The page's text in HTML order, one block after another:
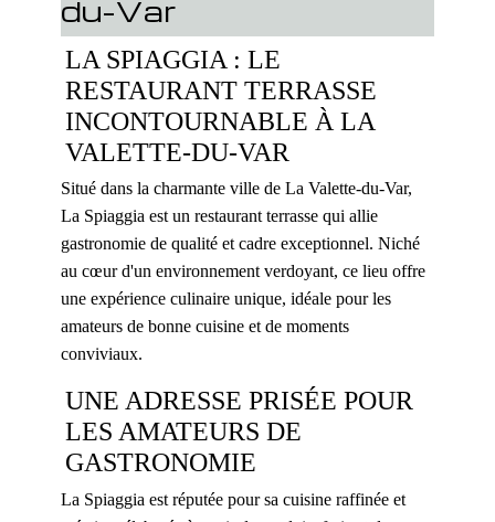
du-Var
LA SPIAGGIA : LE
RESTAURANT TERRASSE
INCONTOURNABLE À LA
VALETTE-DU-VAR
Situé dans la charmante ville de La Valette-du-Var,
La Spiaggia est un restaurant terrasse qui allie
gastronomie de qualité et cadre exceptionnel. Niché
au cœur d'un environnement verdoyant, ce lieu offre
une expérience culinaire unique, idéale pour les
amateurs de bonne cuisine et de moments
conviviaux.
UNE ADRESSE PRISÉE POUR
LES AMATEURS DE
GASTRONOMIE
La Spiaggia est réputée pour sa cuisine raffinée et